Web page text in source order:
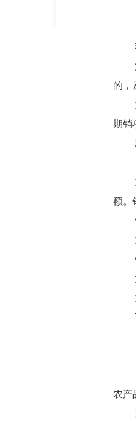
（
（
税
第
的，
第
期销
应
当
第
额。
销
第
销
第
第
下
（
（
（
农产
进